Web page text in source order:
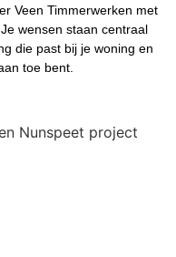
Veen Timmerwerken met
wensen staan centraal
die past bij je woning en
toe bent.